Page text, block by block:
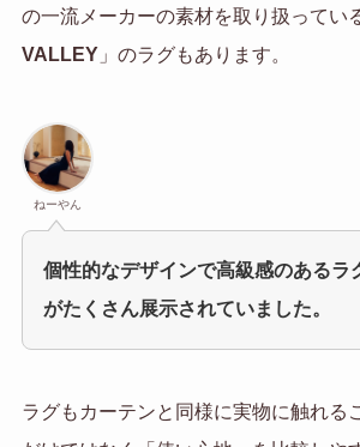
の一流メーカーの素材を取り扱ってい
VALLEY」のラグもあります。
ねーやん
個性的なデザインで高級感のあるラ
がたくさん展示されていました。
ラグもカーテンと同様に実物に触れる